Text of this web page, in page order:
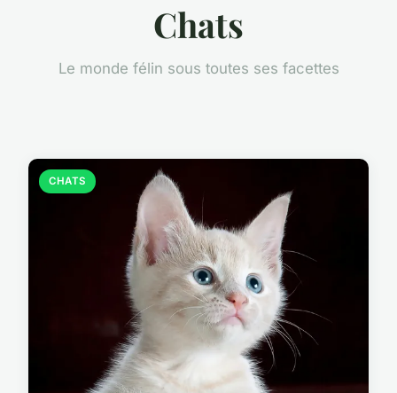
Chats
Le monde félin sous toutes ses facettes
CHATS